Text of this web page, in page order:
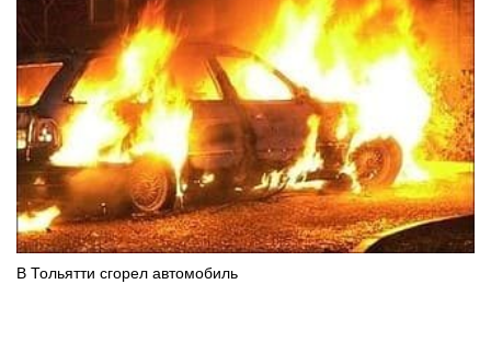
В Тольятти сгорел автомобиль